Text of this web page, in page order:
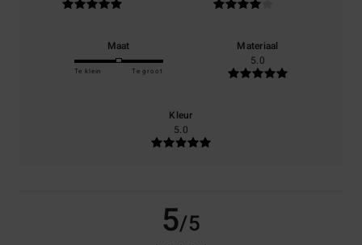
Maat
Te klein Te groot
Materiaal
5.0
Kleur
5.0
5/5